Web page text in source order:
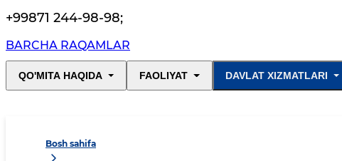
+99871 244-98-98;
BARCHA RAQAMLAR
QO'MITA HAQIDA FAOLIYAT DAVLAT XIZMATLARI
Bosh sahifa